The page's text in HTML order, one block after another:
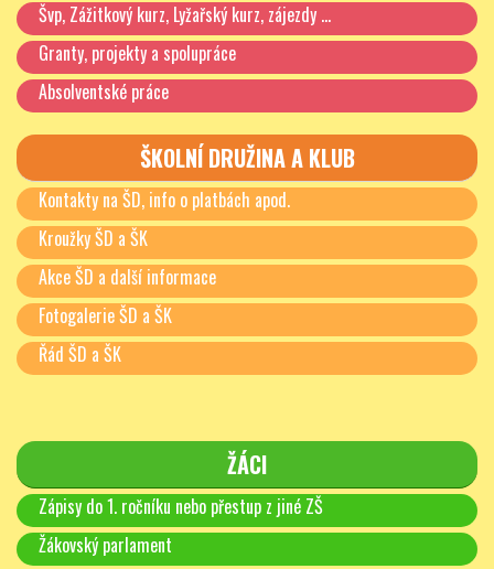
Mgr. David Jaroš – vedoucí kurzu
Zájezd do Anglie – květen 2026
Úvodní informace k zájezdu
Stáhnout
Leták
Program
Pokyny k zájezdu
Stáhnout
Písemná potvrzení zákonných zástupců k zahraničnímu
výjezdu
Stáhnout
Řád zahraničního výjezdu – Anglie 2026
Švp, Zážitkový kurz, Lyžařský kurz, zájezdy …
Granty, projekty a spolupráce
Absolventské práce
ŠKOLNÍ DRUŽINA A KLUB
Kontakty na ŠD, info o platbách apod.
Kroužky ŠD a ŠK
Akce ŠD a další informace
Fotogalerie ŠD a ŠK
Řád ŠD a ŠK
ŽÁCI
Zápisy do 1. ročníku nebo přestup z jiné ZŠ
Žákovský parlament